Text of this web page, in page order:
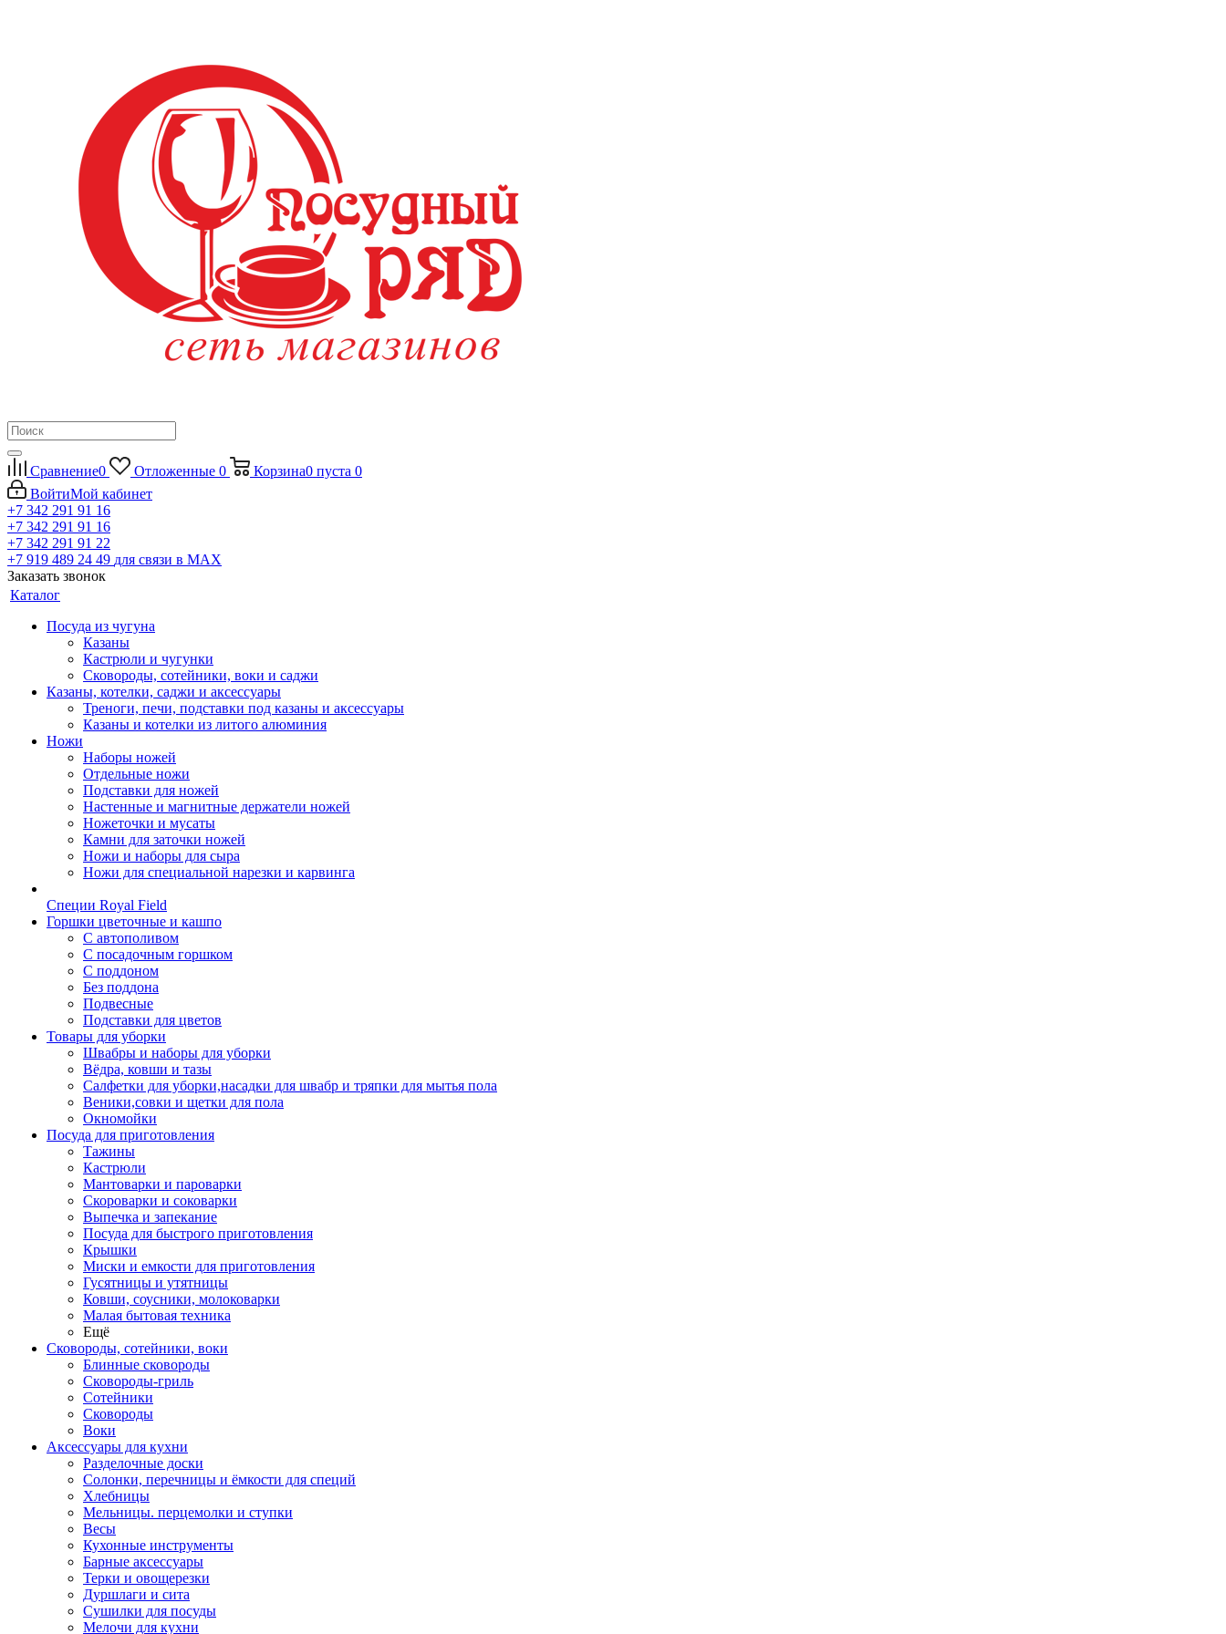
Сравнение0 Отложенные 0 Корзина0 пуста 0
ВойтиМой кабинет
+7 342 291 91 16
+7 342 291 91 16
+7 342 291 91 22
+7 919 489 24 49 для связи в МАХ
Заказать звонок
Каталог
Посуда из чугуна
Казаны
Кастрюли и чугунки
Сковороды, сотейники, воки и саджи
Казаны, котелки, саджи и аксессуары
Треноги, печи, подставки под казаны и аксессуары
Казаны и котелки из литого алюминия
Ножи
Наборы ножей
Отдельные ножи
Подставки для ножей
Настенные и магнитные держатели ножей
Ножеточки и мусаты
Камни для заточки ножей
Ножи и наборы для сыра
Ножи для специальной нарезки и карвинга
Специи Royal Field
Горшки цветочные и кашпо
С автополивом
С посадочным горшком
С поддоном
Без поддона
Подвесные
Подставки для цветов
Товары для уборки
Швабры и наборы для уборки
Вёдра, ковши и тазы
Салфетки для уборки,насадки для швабр и тряпки для мытья пола
Веники,совки и щетки для пола
Окномойки
Посуда для приготовления
Тажины
Кастрюли
Мантоварки и пароварки
Скороварки и соковарки
Выпечка и запекание
Посуда для быстрого приготовления
Крышки
Миски и емкости для приготовления
Гусятницы и утятницы
Ковши, соусники, молоковарки
Малая бытовая техника
Ещё
Сковороды, сотейники, воки
Блинные сковороды
Сковороды-гриль
Сотейники
Сковороды
Воки
Аксессуары для кухни
Разделочные доски
Солонки, перечницы и ёмкости для специй
Хлебницы
Мельницы. перцемолки и ступки
Весы
Кухонные инструменты
Барные аксессуары
Терки и овощерезки
Дуршлаги и сита
Сушилки для посуды
Мелочи для кухни